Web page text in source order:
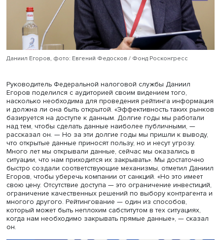
Игорь Щеголев, фото: Евгений Федосков / Фонд Росконгресс
Основное, что было взято для создания своего
это численность населения. По словам Игоря
увеличение численности населения может стать
качества жизни населения. Если оно растет, качество
выше, если падает — качество снижается. По его
России на сегодняшний день этот коэффициент равен
только если он выше 2, то можно говорить о росте
и, соответственно, качества жизни.